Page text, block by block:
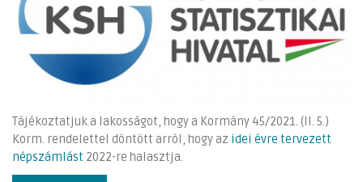
Tájékoztatjuk a lakosságot, hogy a Kormány 45/2021. (II. 5.)
Korm. rendelettel döntött arról, hogy az idei évre tervezett
népszámlást 2022-re halasztja.